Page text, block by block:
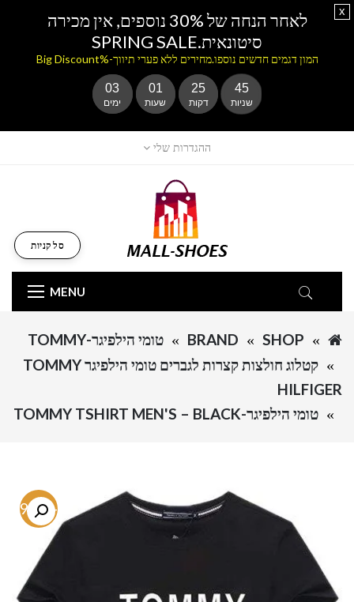
ההגדרות שלי
MENU
סל קניות
SHOP
BRAND
טומי הילפיגר-TOMMY
קטלוג חולצות קצרות לגברים טומי הילפיגר TOMMY
HILFIGER
טומי הילפיגר-TOMMY TSHIRT MEN'S – BLACK
-69.1%
לאחר הנחה של 30% נוספים, אין מכירה
סיטונאית.SPRING SALE
המון דגמים חדשים נוספו.מחירים ללא פערי תיווך-%Big Discount
03
ימים
01
שעות
25
דקות
45
שניות
x